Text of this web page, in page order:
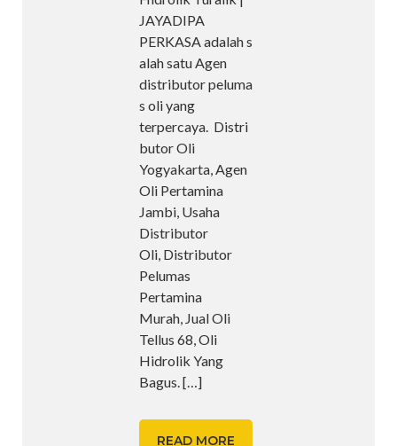
JAYADIPA
PERKASA adalah s
alah satu Agen
distributor peluma
s oli yang
terpercaya. Distri
butor Oli
Yogyakarta, Agen
Oli Pertamina
Jambi, Usaha
Distributor
Oli, Distributor
Pelumas
Pertamina
Murah, Jual Oli
Tellus 68, Oli
Hidrolik Yang
Bagus.[…]
READ MORE